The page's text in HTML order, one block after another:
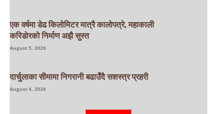
एक वर्षमा डेढ किलोमिटर मात्रै कालोपत्रे, महाकाली
करिडोरको निर्माण अझै सुस्त
August 5, 2026
दार्चुलाका सीमामा निगरानी बढाउँदै सशस्त्र प्रहरी
August 4, 2026